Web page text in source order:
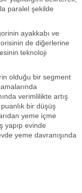
paralel şekilde
ayakkabı ve
de diğerlerine
teknoloji
olduğu bir segment
verimlilikte artış
bir düşüş
yeme içme
yapıp evinde
yeme davranışında